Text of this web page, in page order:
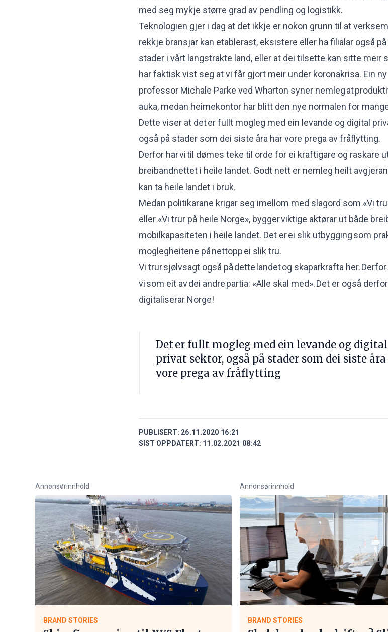
med seg mykje større grad av pendling og logistikk.
Teknologien gjer i dag at det ikkje er nokon grunn til at
rekkje bransjar kan etablerast, eksistere eller ha filialar også
stader i vårt langstrakte land, eller at dei tilsette kan sitte meir
har faktisk vist seg at vi får gjort meir under koronakrisa. Ein
professor Michale Parke ved Wharton syner nemleg at
auka, medan heimekontor har blitt den nye normalen for
Dette viser at det er fullt mogleg med ein levande og digital
også på stader som dei siste åra har vore prega av fråflytting.
Derfor har vi til dømes teke til orde for ei kraftigare og raskare
breibandnettet i heile landet. Godt nett er nemleg heilt
kan ta heile landet i bruk.
Medan politikarane krigar seg imellom med slagord som «Vi
eller «Vi trur på heile Norge», bygger viktige aktørar ut både
mobilkapasiteten i heile landet. Det er ei slik utbygging som
moglegheitene på nettopp ei slik tru.
Vi trur sjølvsagt også på dette landet og skaparkrafta her.
vi som eit av dei andre partia: «Alle skal med». Det er også
digitaliserar Norge!
Det er fullt mogleg med ein levande og digital
privat sektor, også på stader som dei siste
vore prega av fråflytting
PUBLISERT: 26.11.2020 16:21
SIST OPPDATERT: 11.02.2021 08:42
Annonsørinnhold
BRAND STORIES
Annonsørinnhold
BRAND STORIES